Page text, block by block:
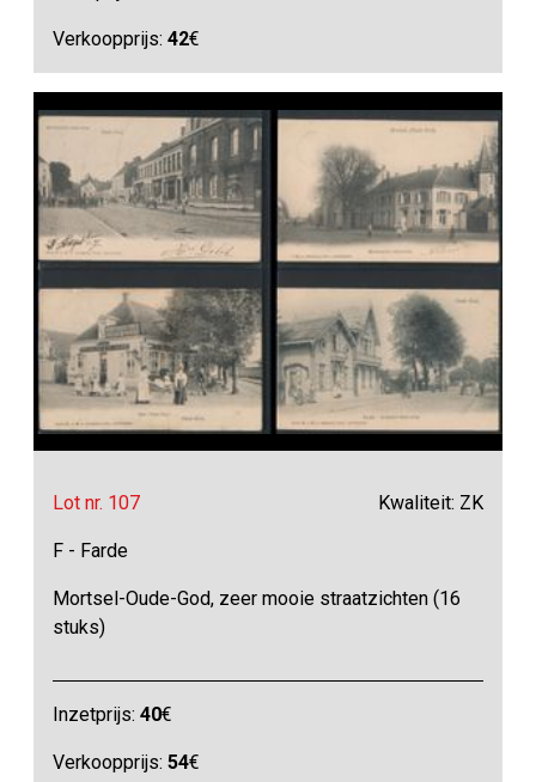
Verkoopprijs:42€
Lot nr. 107 Kwaliteit: ZK
F - Farde
Mortsel-Oude-God, zeer mooie straatzichten (16
stuks)
Inzetprijs:40€
Verkoopprijs:54€